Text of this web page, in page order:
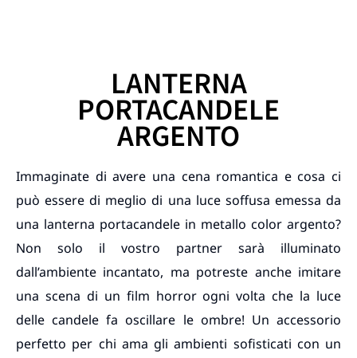
LANTERNA
PORTACANDELE
ARGENTO
Immaginate di avere una cena romantica e cosa ci
può essere di meglio di una luce soffusa emessa da
una lanterna portacandele in metallo color argento?
Non solo il vostro partner sarà illuminato
dall’ambiente incantato, ma potreste anche imitare
una scena di un film horror ogni volta che la luce
delle candele fa oscillare le ombre! Un accessorio
perfetto per chi ama gli ambienti sofisticati con un